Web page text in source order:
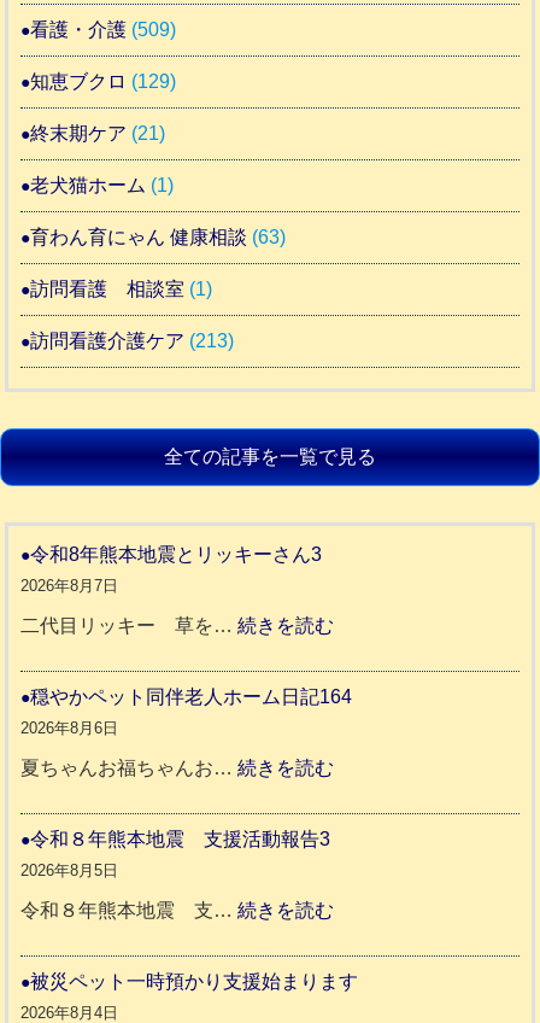
看護・介護 (509)
知恵ブクロ (129)
終末期ケア (21)
老犬猫ホーム (1)
育わん育にゃん 健康相談 (63)
訪問看護 相談室 (1)
訪問看護介護ケア (213)
全ての記事を一覧で見る
令和8年熊本地震とリッキーさん3
2026年8月7日
二代目リッキー 草を…続きを読む
和
リ
ッ
穏やかペット同伴老人ホーム日記164
2026年8月6日
夏ちゃんお福ちゃんお…続きを読む
ト
令和８年熊本地震 支援活動報告3
2026年8月5日
令和８年熊本地震 支…続きを読む
和
被災ペット一時預かり支援始まります
2026年8月4日